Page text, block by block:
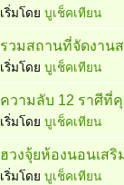
เริ่มโดย บูเช็คเทียน
รวมสถานที่จัดงาน
เริ่มโดย บูเช็คเทียน
ความลับ 12 ราศีที่
เริ่มโดย บูเช็คเทียน
ฮวงจุ้ยห้องนอนเสริ
เริ่มโดย บูเช็คเทียน